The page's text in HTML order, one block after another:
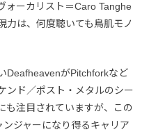
ォーカリスト＝Caro Tanghe
力は、何度聴いても鳥肌モノ
DeafheavenがPitchforkなど
ンド／ポスト・メタルのシー
も注目されていますが、この
ンジャーになり得るキャリア